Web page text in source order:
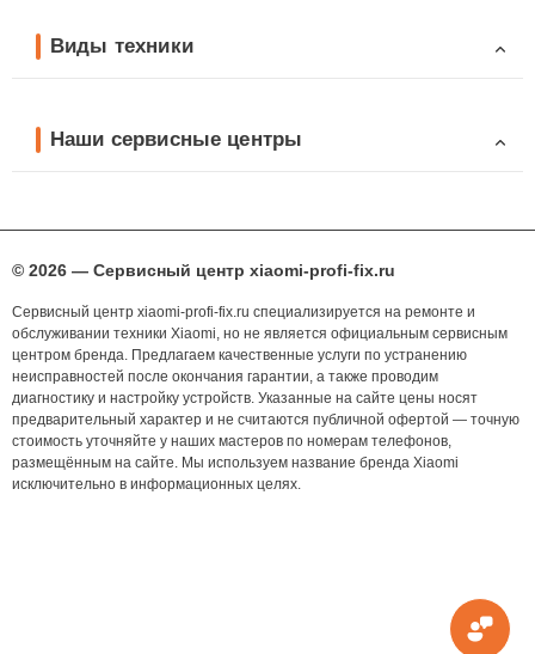
Виды техники
Наши сервисные центры
© 2026 — Сервисный центр xiaomi-profi-fix.ru
Сервисный центр xiaomi-profi-fix.ru специализируется на ремонте и
обслуживании техники Xiaomi, но не является официальным сервисным
центром бренда. Предлагаем качественные услуги по устранению
неисправностей после окончания гарантии, а также проводим
диагностику и настройку устройств. Указанные на сайте цены носят
предварительный характер и не считаются публичной офертой — точную
стоимость уточняйте у наших мастеров по номерам телефонов,
размещённым на сайте. Мы используем название бренда Xiaomi
исключительно в информационных целях.